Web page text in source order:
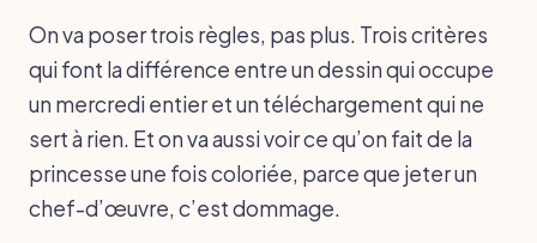
On va poser trois règles, pas plus. Trois critères
qui font la différence entre un dessin qui occupe
un mercredi entier et un téléchargement qui ne
sert à rien. Et on va aussi voir ce qu’on fait de la
princesse une fois coloriée, parce que jeter un
chef-d’œuvre, c’est dommage.